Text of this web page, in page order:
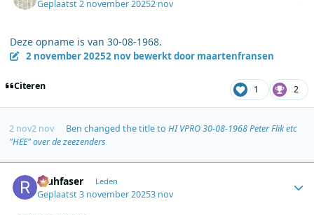
Geplaatst2 november 20252 nov
Deze opname is van 30-08-1968.
2 november 20252 novbewerkt door maartenfransen
Citeren 1 2
2 nov2 nov Ben changed the title to HI VPRO 30-08-1968 Peter Flik etc
"HEE" over de zeezenders
rauhfaser Leden
Geplaatst3 november 20253 nov